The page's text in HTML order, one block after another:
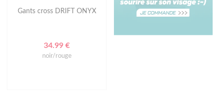
Gants cross DRIFT ONYX
34.99 €
noir/rouge